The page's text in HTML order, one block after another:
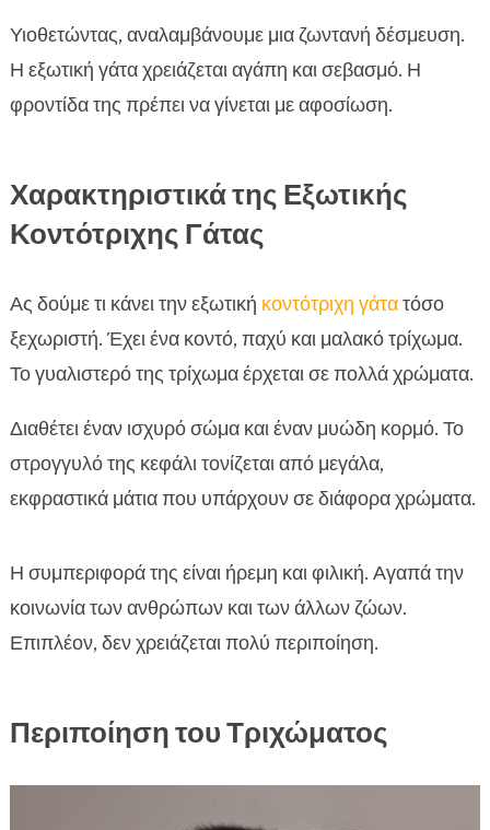
Υιοθετώντας, αναλαμβάνουμε μια ζωντανή δέσμευση.
Η εξωτική γάτα χρειάζεται αγάπη και σεβασμό. Η
φροντίδα της πρέπει να γίνεται με αφοσίωση.
Χαρακτηριστικά της Εξωτικής
Κοντότριχης Γάτας
Ας δούμε τι κάνει την εξωτική κοντότριχη γάτατόσο
ξεχωριστή. Έχει ένα κοντό, παχύ και μαλακό τρίχωμα.
Το γυαλιστερό της τρίχωμα έρχεται σε πολλά χρώματα.
Διαθέτει έναν ισχυρό σώμα και έναν μυώδη κορμό. Το
στρογγυλό της κεφάλι τονίζεται από μεγάλα,
εκφραστικά μάτια που υπάρχουν σε διάφορα χρώματα.
Η συμπεριφορά της είναι ήρεμη και φιλική. Αγαπά την
κοινωνία των ανθρώπων και των άλλων ζώων.
Επιπλέον, δεν χρειάζεται πολύ περιποίηση.
Περιποίηση του Τριχώματος